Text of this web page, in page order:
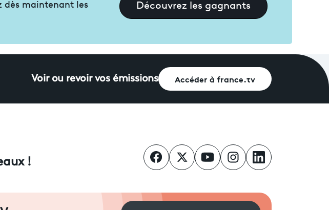
dès maintenant les
Découvrez les gagnants
Voir ou revoir vos émissions Accéder à france.tv
!